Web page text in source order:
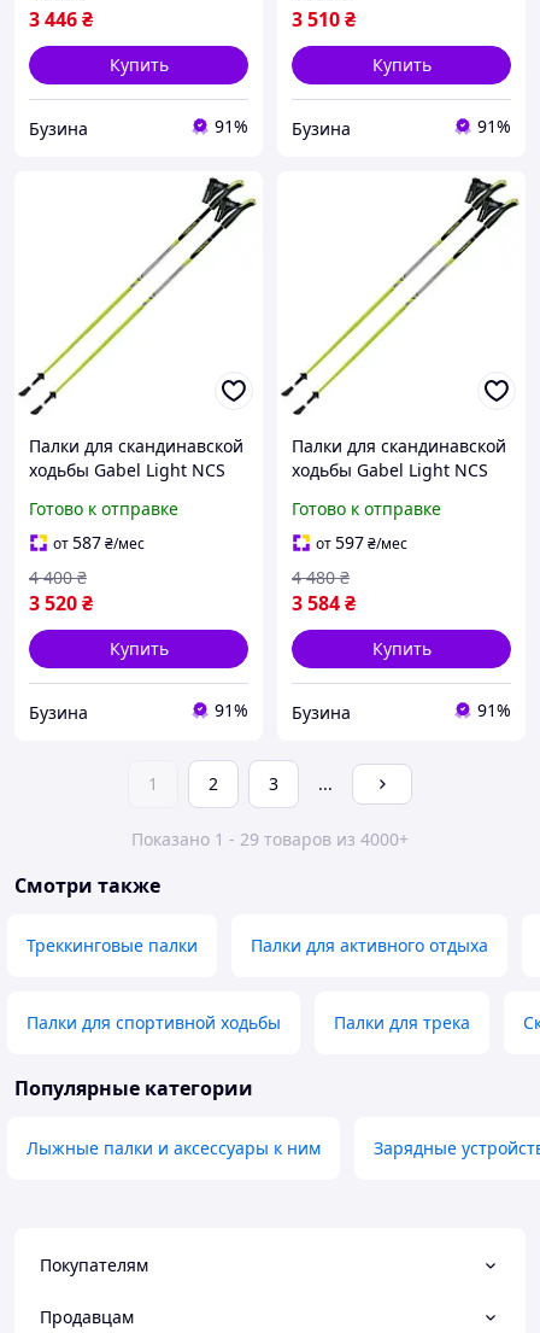
3 446₴
Купить
Бузина 91%
3 510₴
Купить
Бузина 91%
Палки для скандинавской
ходьбы Gabel Light NCS
buzyna
Готово к отправке
от587₴/мес
3 520₴
4 400 ₴
Купить
Бузина 91%
Палки для скандинавской
ходьбы Gabel Light NCS
buzyna
Готово к отправке
от597₴/мес
3 584₴
4 480 ₴
Купить
Бузина 91%
1 2 3 ...
Показано 1 - 29 товаров из 4000+
Смотри также
Треккинговые палки Палки для активного отдыха
Палки для спортивной ходьбы Палки для трека
Популярные категории
Лыжные палки и аксессуары к ним Зарядные
Покупателям
Продавцам